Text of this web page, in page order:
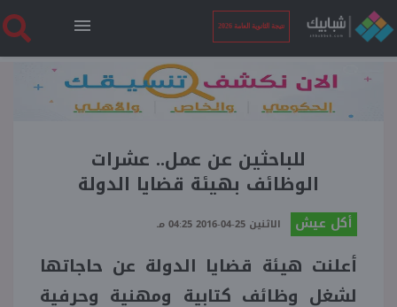
نتيجة الثانوية العامة 2026
الرئيسية
نتيجة الثانوية العامة 2026
فنجان قهوة
للباحثين عن عمل.. عشرات
الوظائف بهيئة قضايا الدولة
أكل عيش الاثنين 25-04-2016 04:25 مـ
أعلنت هيئة قضايا الدولة عن حاجاتها
لشغل وظائف كتابية ومهنية وحرفية